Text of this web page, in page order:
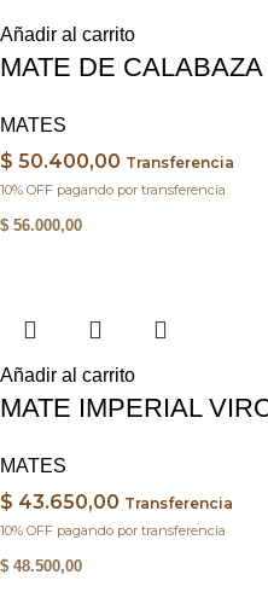
Añadir al carrito
MATE DE
MATES
$ 50.400,00 Transferencia
10% OFF pagando por transferencia
$ 56.000,00
Añadir al carrito
MATE IMPERIAL
MATES
$ 43.650,00 Transferencia
10% OFF pagando por transferencia
$ 48.500,00